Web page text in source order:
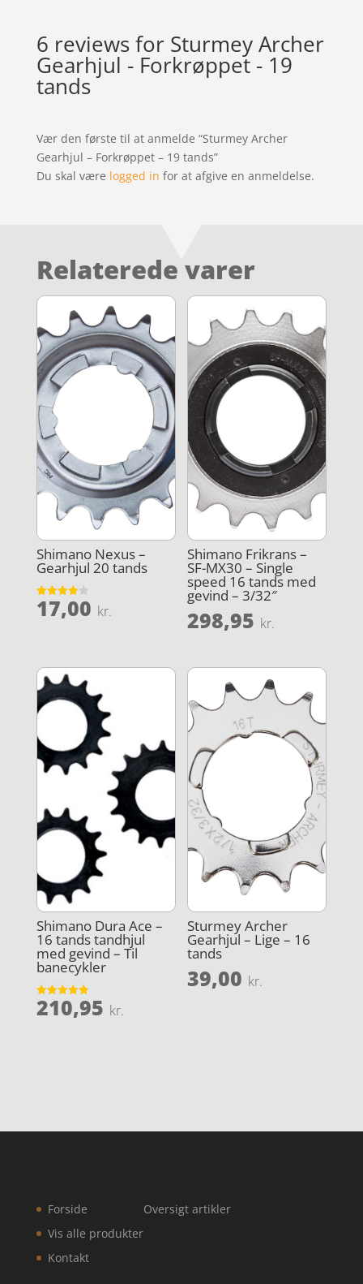
6 reviews for Sturmey Archer
Gearhjul - Forkrøppet - 19
tands
Vær den første til at anmelde “Sturmey Archer
Gearhjul – Forkrøppet – 19 tands”
Du skal være logged in for at afgive en anmeldelse.
Relaterede varer
Shimano Nexus –
Gearhjul 20 tands
Vurderet
17,00 kr.
Shimano Frikrans –
SF-MX30 – Single
speed 16 tands med
gevind – 3/32″
298,95 kr.
Shimano Dura Ace –
16 tands tandhjul
med gevind – Til
banecykler
Vurderet
4.9
210,95 kr.
Sturmey Archer
Gearhjul – Lige – 16
tands
39,00 kr.
Forside
Vis alle produkter
Kontakt
Oversigt artikler